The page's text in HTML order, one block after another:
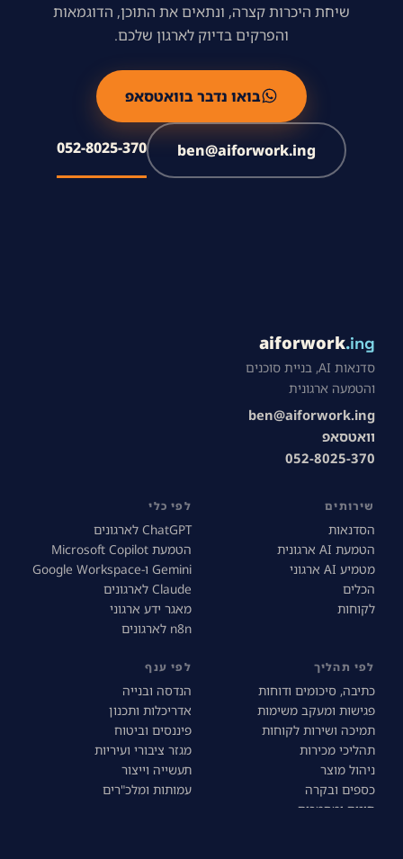
שיחת היכרות קצרה, ונתאים את התוכן, הדוגמאות
והפרקים בדיוק לארגון שלכם.
בואו נדבר בוואטסאפ
ben@aiforwork.ing
052-8025-370
aiforwork.ing
סדנאות AI, בניית סוכנים
והטמעה ארגונית
ben@aiforwork.ing
וואטסאפ
052-8025-370
שירותים
הסדנאות
הטמעת AI ארגונית
מטמיע AI ארגוני
הכלים
לקוחות
לפי כלי
ChatGPT לארגונים
הטמעת Microsoft Copilot
Gemini ו-Google Workspace
Claude לארגונים
מאגר ידע ארגוני
n8n לארגונים
לפי תהליך
כתיבה, סיכומים ודוחות
פגישות ומעקב משימות
תמיכה ושירות לקוחות
תהליכי מכירות
ניהול מוצר
כספים ובקרה
חוזים ומסמכים
לפי ענף
הנדסה ובנייה
אדריכלות ותכנון
פיננסים וביטוח
מגזר ציבורי ועיריות
תעשייה וייצור
עמותות ומלכ"רים